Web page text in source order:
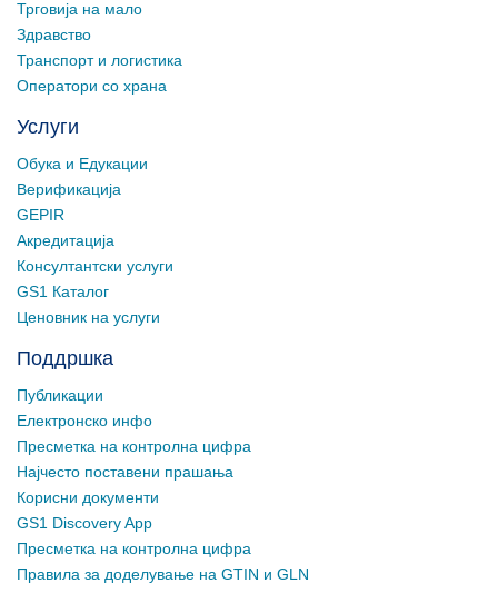
Трговија на мало
Здравство
Транспорт и логистика
Оператори со храна
Услуги
Обука и Едукации
Верификација
GEPIR
Акредитација
Консултантски услуги
GS1 Каталог
Ценовник на услуги
Поддршка
Публикации
Електронско инфо
Пресметка на контролна цифра
Најчесто поставени прашања
Корисни документи
GS1 Discovery App
Пресметка на контролна цифра
Правила за доделување на GTIN и GLN